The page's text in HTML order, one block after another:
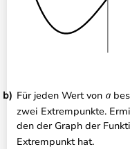
Für jeden Wert von
zwei Extrempunkte.
den der Graph der
Extrempunkt hat.